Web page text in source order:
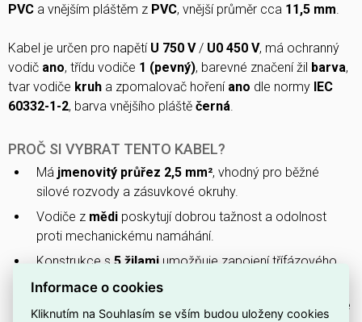
PVC a vnějším pláštěm z PVC, vnější průměr cca 11,5 mm.
Kabel je určen pro napětí U 750 V/ U0 450 V, má ochranný
vodič ano, třídu vodiče 1 (pevný), barevné značení žil barva,
tvar vodiče kruh a zpomalovač hoření ano dle normy IEC
60332-1-2, barva vnějšího pláště černá.
PROČ SI VYBRAT TENTO KABEL?
Má jmenovitý průřez 2,5 mm², vhodný pro běžné
silové rozvody a zásuvkové okruhy.
Vodiče z mědi poskytují dobrou tažnost a odolnost
proti mechanickému namáhání.
Konstrukce s 5 žilami umožňuje zapojení třífázového
rozvodu včetně pracovního a ochranného vodiče.
Kabel je vybaven
zpomalovačem hoření
, což omezuje
Informace o cookies
Kliknutím na Souhlasím se vším budou uloženy cookies